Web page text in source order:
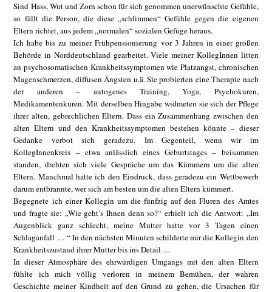
Sind Hass, Wut und Zorn schon für sich genommen unerwünschte Gefühle,
so fällt die Person, die diese „schlimmen“ Gefühle gegen die eigenen
Eltern richtet, aus jedem „normalen“ sozialen Gefüge heraus.
Ich habe bis zu meiner Frühpensionierung vor 3 Jahren in einer großen
Behörde in Norddeutschland gearbeitet. Viele meiner KollegInnen litten
an psychosomatischen Krankheitssymptomen wie Platzangst, chronischen
Magenschmerzen, diffusen Ängsten u.ä. Sie probierten eine Therapie nach
der anderen – autogenes Training, Yoga, Psychokuren,
Medikamentenkuren. Mit derselben Hingabe widmeten sie sich der Pflege
ihrer alten, gebrechlichen Eltern. Dass ein Zusammenhang zwischen den
alten Eltern und den Krankheitssymptomen bestehen könnte – dieser
Gedanke verbot sich geradezu. Im Gegenteil, wenn wir im
KollegInnenkreis – etwa anlässlich eines Geburtstages – beisammen
standen, drehten sich viele Gespräche um das Kümmern um die alten
Eltern. Manchmal hatte ich den Eindruck, dass geradezu ein Wettbewerb
darum entbrannte, wer sich am besten um die alten Eltern kümmert.
Begegnete ich einer Kollegin um die fünfzig auf den Fluren des Amtes
und fragte sie: „Wie geht’s Ihnen denn so?“ erhielt ich die Antwort: „Im
Augenblick ganz schlecht, meine Mutter hatte vor 3 Tagen einen
Schlaganfall … “ In den nächsten Minuten schilderte mir die Kollegin den
Krankheitszustand ihrer Mutter bis ins Detail …
In dieser Atmosphäre des ehrwürdigen Umgangs mit den alten Eltern
fühlte ich mich völlig verloren in meinem Bemühen, der wahren
Geschichte meiner Kindheit auf den Grund zu gehen, die Ursachen für